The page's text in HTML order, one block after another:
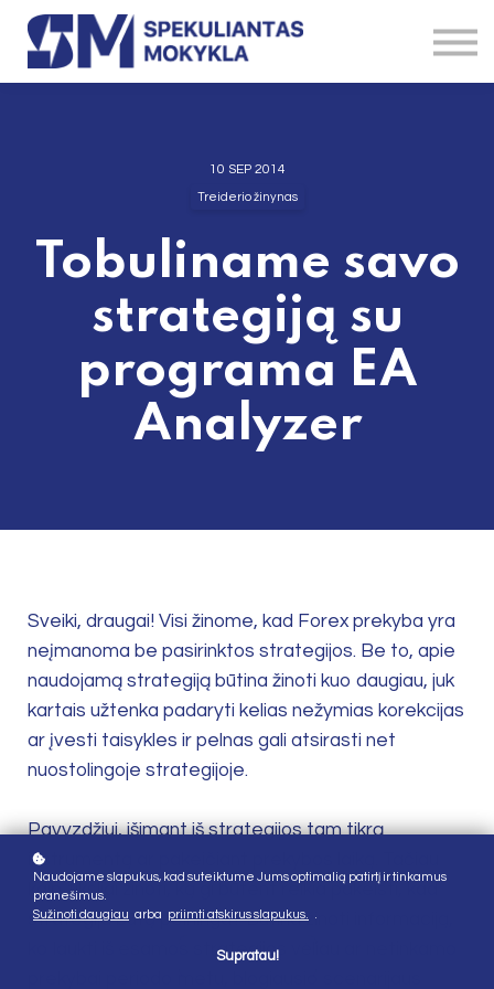
Brokeriai
10 SEP 2014
Treiderio žinynas
Tobuliname savo
strategiją su
programa EA
Analyzer
Sveiki, draugai! Visi žinome, kad Forex prekyba yra
neįmanoma be pasirinktos strategijos. Be to, apie
naudojamą strategiją būtina žinoti kuo daugiau, juk
kartais užtenka padaryti kelias nežymias korekcijas
ar įvesti taisykles ir pelnas gali atsirasti net
nuostolingoje strategijoje.
Pavyzdžiui, išimant iš strategijos tam tikrą
instrumentą ar pakeičiant prekybos laiką. Tačiau
kaip tiksliai žinoti, ką gi būtent reikia pakeisti, kad
strategija būtų pelninga? Būtina žinoti informaciją,
ko laukti iš esamos strategijos vėliau ar netinkamo
Naudojame slapukus, kad suteiktume Jums optimalią patirtį ir tinkamus
pranešimus.
Sužinoti daugiau arba priimti atskirus slapukus.
Supratau!